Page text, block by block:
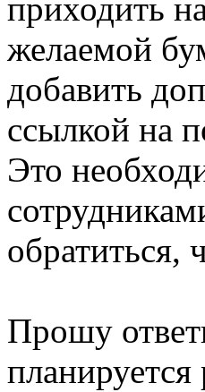
приходить
желаемой
добавить
ссылкой на
Это
обратиться,
Прошу
планируется